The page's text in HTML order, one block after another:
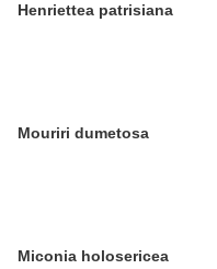
Henriettea patrisiana
Mouriri dumetosa
Miconia holosericea